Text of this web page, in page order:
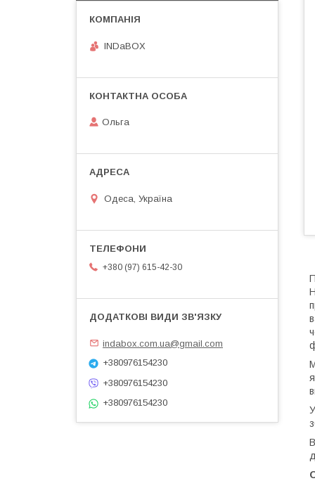
INDaBOX
Ольга
Одеса, Україна
+380 (97) 615-42-30
indabox.com.ua@gmail.com
+380976154230
+380976154230
+380976154230